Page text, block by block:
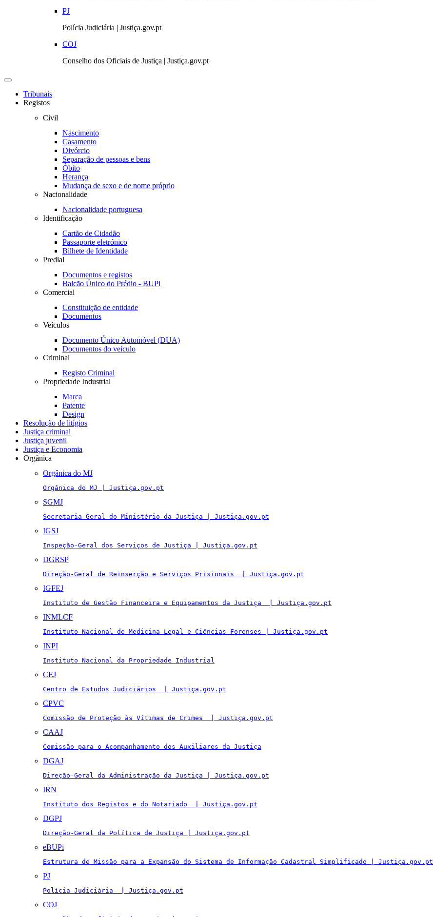
PJ
Polícia Judiciária | Justiça.gov.pt
COJ
Conselho dos Oficiais de Justiça | Justiça.gov.pt
Toggle
navigationTribunais
Registos
Civil
Nascimento
Casamento
Divórcio
Separação de pessoas e bens
Óbito
Herança
Mudança de sexo e de nome próprio
Nacionalidade
Nacionalidade portuguesa
Identificação
Cartão de Cidadão
Passaporte eletrónico
Bilhete de Identidade
Predial
Documentos e registos
Balcão Único do Prédio - BUPi
Comercial
Constituição de entidade
Documentos
Veículos
Documento Único Automóvel (DUA)
Documentos do veículo
Criminal
Registo Criminal
Propriedade Industrial
Marca
Patente
Design
Resolução de litígios
Justiça criminal
Justiça juvenil
Justiça e Economia
Orgânica
Orgânica do MJ
Orgânica do MJ | Justiça.gov.pt
SGMJ
Secretaria-Geral do Ministério da Justiça | Justiça.gov.pt
IGSJ
Inspeção-Geral dos Serviços de Justiça | Justiça.gov.pt
DGRSP
Direção-Geral de Reinserção e Serviços Prisionais  | Justiça.gov.pt
IGFEJ
Instituto de Gestão Financeira e Equipamentos da Justiça  | Justiça.gov.pt
INMLCF
Instituto Nacional de Medicina Legal e Ciências Forenses | Justiça.gov.pt
INPI
Instituto Nacional da Propriedade Industrial
CEJ
Centro de Estudos Judiciários  | Justiça.gov.pt
CPVC
Comissão de Proteção às Vítimas de Crimes  | Justiça.gov.pt
CAAJ
Comissão para o Acompanhamento dos Auxiliares da Justiça
DGAJ
Direção-Geral da Administração da Justiça | Justiça.gov.pt
IRN
Instituto dos Registos e do Notariado  | Justiça.gov.pt
DGPJ
Direção-Geral da Política de Justiça | Justiça.gov.pt
eBUPi
Estrutura de Missão para a Expansão do Sistema de Informação Cadastral Simplificado | Justiça.gov.pt
PJ
Polícia Judiciária  | Justiça.gov.pt
COJ